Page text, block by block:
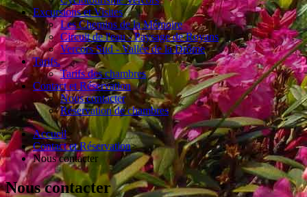
Excursions et Visites
Les Chemins de la Mémoire
Circuit de l'eau - Paysage de Royans
Vercors Sud - Vallée de la Drôme
Tarifs.
Tarifs des chambres
Contact et Réservation
Nous contacter
Réservation de chambres
Accueil>
Contact et Réservation>
Nous contacter
Nous contacter